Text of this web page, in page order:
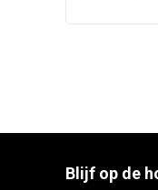
Blijf op de